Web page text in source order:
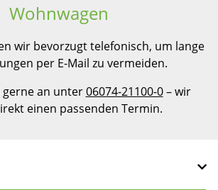
Wohnwagen
wir bevorzugt telefonisch, um lange
per E-Mail zu vermeiden.
gerne an unter06074-21100-0– wir
einen passenden Termin.